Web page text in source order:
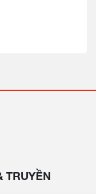
TRUYỀN